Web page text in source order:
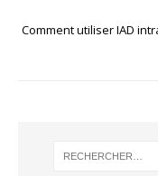
Comment utiliser IAD